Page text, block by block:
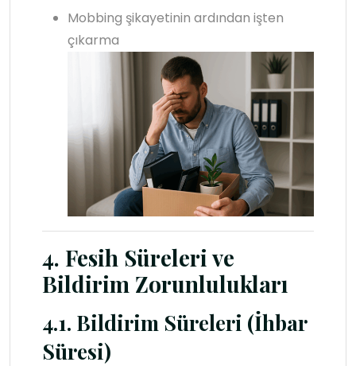
Mobbing şikayetinin ardından işten
çıkarma
4. Fesih Süreleri ve
Bildirim Zorunlulukları
4.1. Bildirim Süreleri (İhbar
Süresi)